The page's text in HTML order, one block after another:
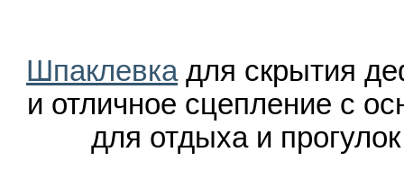
Шпаклевкадля скрытия
и отличное сцепление с
для отдыха и